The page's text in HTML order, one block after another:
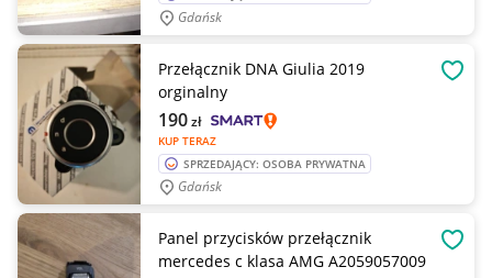
Gdańsk
Przełącznik DNA Giulia 2019
orginalny
KUP TERAZ
190zł
SPRZEDAJĄCY: OSOBA PRYWATNA
Gdańsk
Panel przycisków przełącznik
mercedes c klasa AMG A2059057009